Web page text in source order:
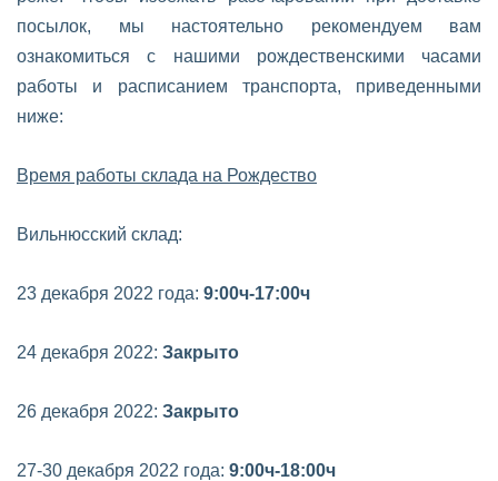
посылок, мы настоятельно рекомендуем вам
ознакомиться с нашими рождественскими часами
работы и расписанием транспорта, приведенными
ниже:
Время работы склада на Рождество
Вильнюсский склад:
23 декабря 2022 года: 9:00ч-17:00ч
24 декабря 2022: Закрыто
26 декабря 2022: Закрыто
27-30 декабря 2022 года: 9:00ч-18:00ч